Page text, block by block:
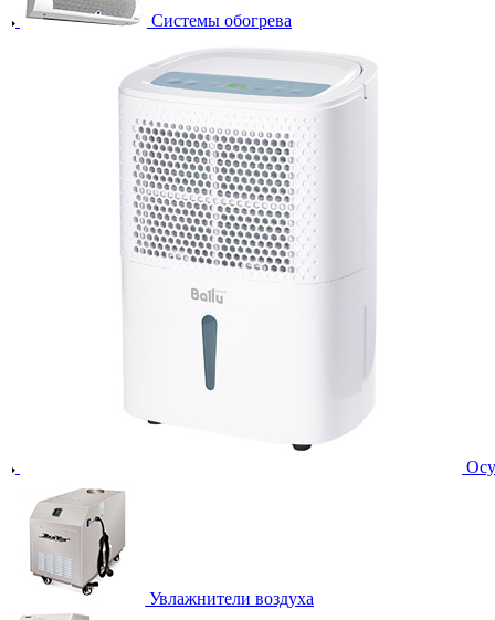
Системы обогрева
Увлажнители воздуха